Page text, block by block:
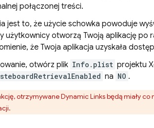
połączonej treści.
jest to, że użycie schowka powoduje
użytkownicy otworzą Twoją aplikację
że Twoja aplikacja uzyskała
otwórz plik Info.plist projektu
na NO .
otrzymywaneDynamic Linksbędą miały co